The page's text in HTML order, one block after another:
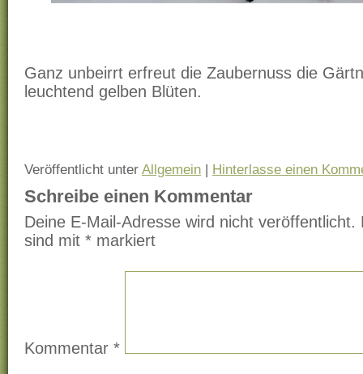
Ganz unbeirrt erfreut die Zaubernuss die
leuchtend gelben Blüten.
Veröffentlicht unter Allgemein | Hinterlasse einen
Schreibe einen Kommentar
Deine E-Mail-Adresse wird nicht veröffentlicht.
sind mit * markiert
Kommentar *